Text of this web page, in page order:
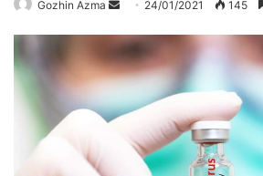
Gozhin Azma
Send
email
24/01/2021 145